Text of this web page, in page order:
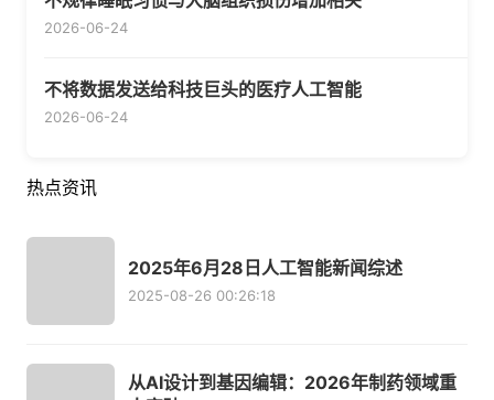
2026-06-24
不将数据发送给科技巨头的医疗人工智能
2026-06-24
热点资讯
2025年6月28日人工智能新闻综述
2025-08-26 00:26:18
从AI设计到基因编辑：2026年制药领域重